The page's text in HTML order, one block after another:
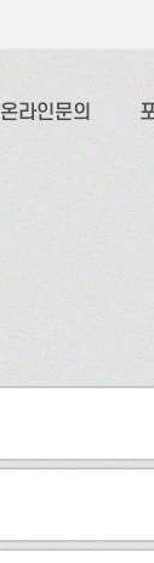
온라인문의